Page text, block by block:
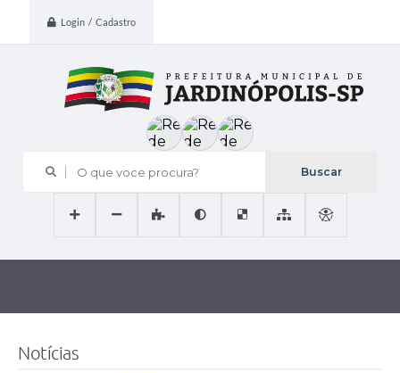
Login / Cadastro
O que voce procura?
Notícias